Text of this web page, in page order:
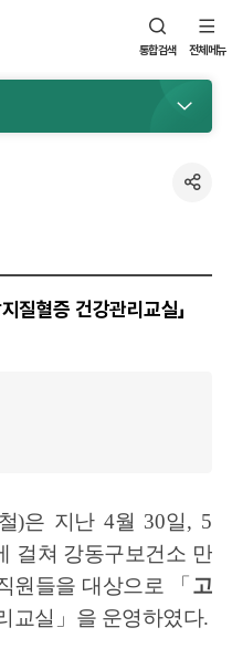
통합검색 전체메뉴
공
질혈증 건강관리교실」
)은 지난 4월 30일, 5
걸쳐 강동구보건소 만
원들을 대상으로 「 고
교실 」 을 운영하였다.